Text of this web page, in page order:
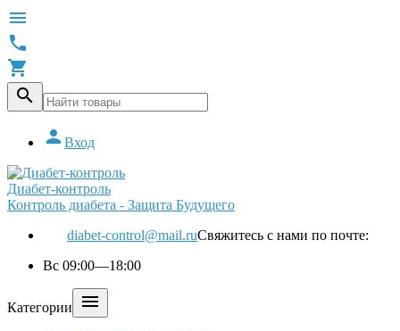




 Вход
Диабет-контроль
Контроль диабета - Защита Будущего
diabet-control@mail.ruСвяжитесь с нами по почте:
Вс 09:00—18:00
Категории 